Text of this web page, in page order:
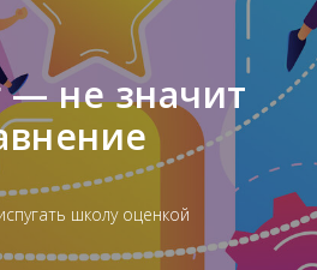
— не значит
школу оценкой